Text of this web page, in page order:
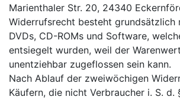
Marienthaler Str. 20, 24340
Widerrufsrecht besteht grundsätzlich
DVDs, CD-ROMs und Software,
entsiegelt wurden, weil der
unentziehbar zugeflossen sein kann.
Nach Ablauf der zweiwöchigen
Käufern, die nicht Verbraucher i. S. d.